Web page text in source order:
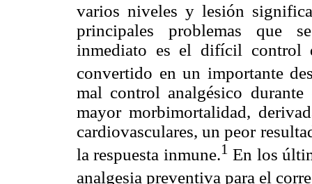
varios niveles y lesión
principales problemas que
inmediato es el difícil
convertido en un importante
mal control analgésico
mayor morbimortalidad,
cardiovasculares, un peor
la respuesta inmune.1 En los
analgesia preventiva para el